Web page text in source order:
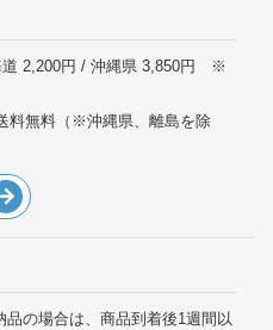
道 2,200円 / 沖縄県 3,850円 ※
料無料（※沖縄県、離島を除
の場合は、商品到着後1週間以